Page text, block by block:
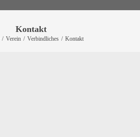
Kontakt
/ Verein / Verbindliches / Kontakt